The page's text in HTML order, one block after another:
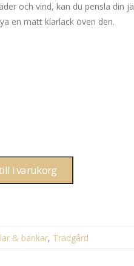
och vind, kan du pensla din
en matt klarlack öven den.
i varukorg
& bänkar, Trädgård